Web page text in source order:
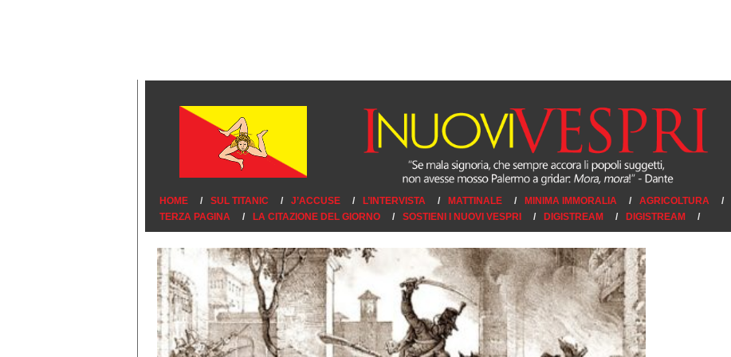
HOME SUL TITANIC J’ACCUSE L’INTERVISTA MATTINALE MINIMA IMMORALIA AGRICOLTURA
TERZA PAGINA
LA CITAZIONE DEL GIORNO SOSTIENI I NUOVI VESPRI DIGISTREAM DIGISTREAM